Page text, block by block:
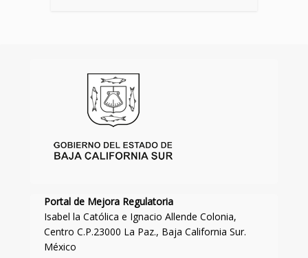
Portal de Mejora Regulatoria
Isabel la Católica e Ignacio Allende Colonia,
Centro C.P.23000 La Paz., Baja California Sur.
México